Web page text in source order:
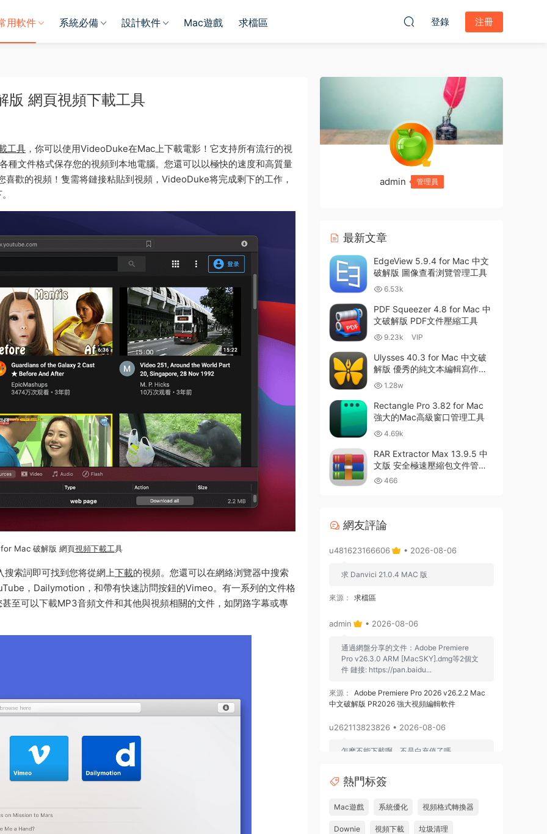
用軟件 系統必備 設計軟件 Mac遊戲 求檔區 登錄 注冊
網頁視頻下載工具
工具 ，你可以使用VideoDuke在Mac上下載電影！它支持所有流行的視
種文件格式保存您的視頻到本地電腦。您還可以以極快的速度和高質量
歡的視頻！隻需将鏈接粘貼到視頻，VideoDuke将完成剩下的工作，
Mac 破解版 網頁視頻下載工具
索詞即可找到您将從網上下載的視頻。您還可以在網絡浏覽器中搜索
，Dailymotion，和帶有快速訪問按鈕的Vimeo。有一系列的文件格
至可以下載MP3音頻文件和其他與視頻相關的文件，如閉路字幕或專
admin 管理員
最新文章
EdgeView 5.9.4 for Mac 中文
破解版 圖像查看浏覽管理工具
6.53k
PDF Squeezer 4.8 for Mac 中
文破解版 PDF文件壓縮工具
9.23k VIP
Ulysses 40.3 for Mac 中文破
解版 優秀的純文本編輯寫作軟
件 1.28w
Rectangle Pro 3.82 for Mac
強大的Mac高級窗口管理工具
4.69k
RAR Extractor Max 13.9.5 中
文版 安全極速壓縮包文件管理
器 466
網友評論
u481623166606 • 2026-08-06
求 Danvici 21.0.4 MAC 版
來源： 求檔區
admin • 2026-08-06
通過網盤分享的文件：Adobe Premiere
Pro v26.3.0 ARM [MacSKY].dmg等2個文
件 鏈接: https://pan.baidu...
來源：
Adobe Premiere Pro 2026 v26.2.2 Mac
中文破解版 PR2026 強大視頻編輯軟件
u262113823826 • 2026-08-06
怎麽不能下載啊，不是白充值了嗎
來源：
Adobe Premiere Pro 2026 v26.2.2 Mac
中文破解版 PR2026 強大視頻編輯軟件
u604731536624 • 2026-07-15
熱門标簽
Mac遊戲 系統優化 視頻格式轉換器
Downie 視頻下載 垃圾清理